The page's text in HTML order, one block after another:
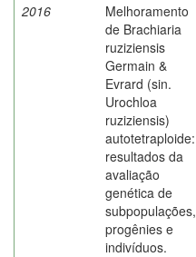
2016
Melhoramento
de Brachiaria
ruziziensis
Germain &
Evrard (sin.
Urochloa
ruziziensis)
autotetraploide:
resultados da
avaliação
genética de
subpopulações,
progênies e
indivíduos.